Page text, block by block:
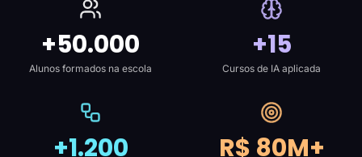
+50.000
Alunos formados na escola
+15
Cursos de IA aplicada
+1.200 R$ 80M+